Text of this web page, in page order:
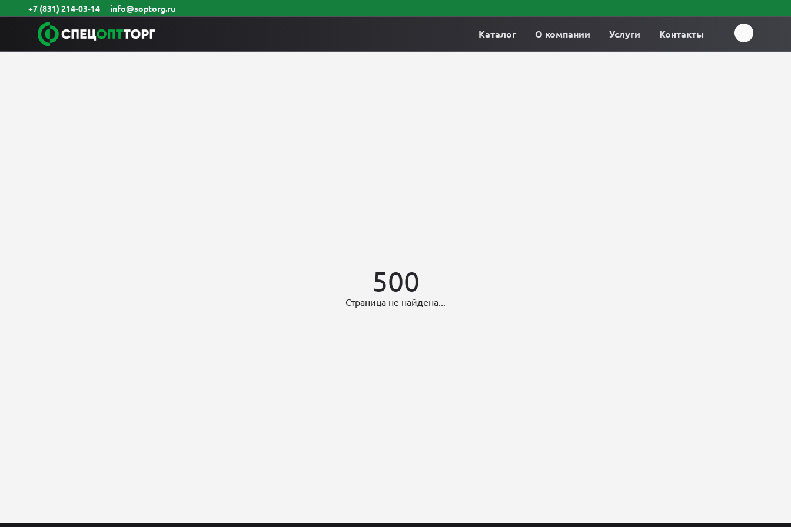
+7 (831) 214-03-14 info@soptorg.ru
Каталог О компании Услуги Контакты
500
Страница не найдена...